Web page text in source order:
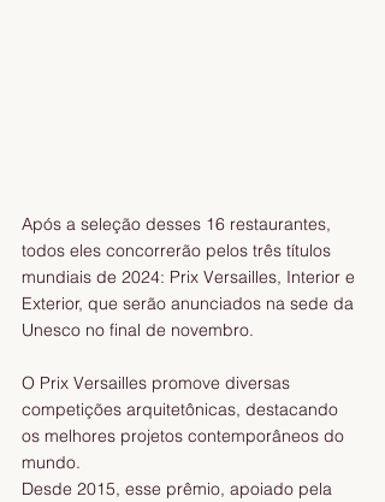
Após a seleção desses 16 restaurantes,
todos eles concorrerão pelos três títulos
mundiais de 2024: Prix Versailles, Interior e
Exterior, que serão anunciados na sede da
Unesco no final de novembro.
O Prix Versailles promove diversas
competições arquitetônicas, destacando
os melhores projetos contemporâneos do
mundo.
Desde 2015, esse prêmio, apoiado pela